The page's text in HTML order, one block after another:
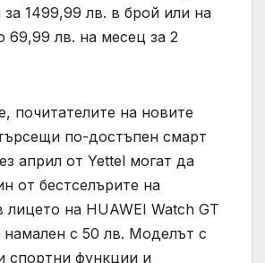
за 1499,99 лв. в брой или на
69,99 лв. на месец за 2
почитателите на новите
по-достъпен смарт
април от Yettel могат да
от бестселърите на
лицето на HUAWEI Watch GT
намален с 50 лв. Моделът с
спортни функции и